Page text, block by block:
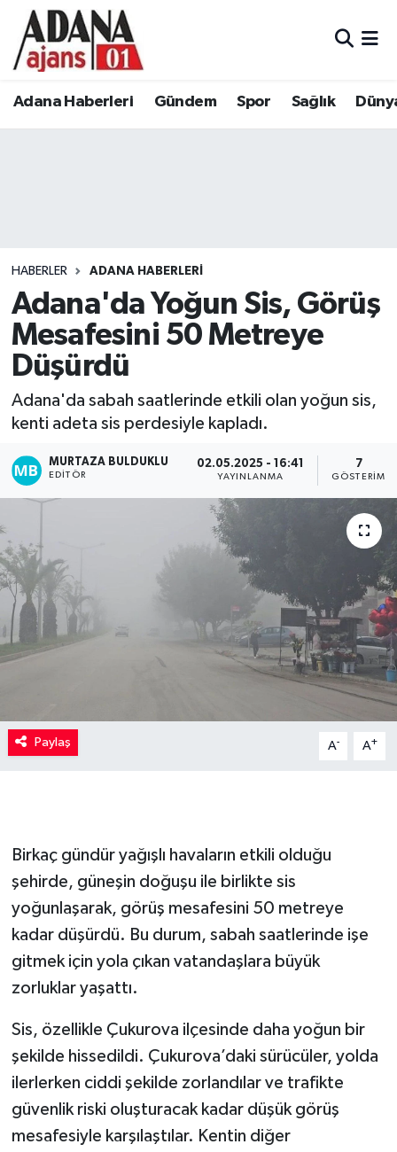
Adana Haberleri Gündem Spor Sağlık
HABERLER ADANA HABERLERI
Adana'da Yoğun Sis, Görüş
Mesafesini 50 Metreye
Düşürdü
Adana'da sabah saatlerinde etkili olan yoğun sis,
kenti adeta sis perdesiyle kapladı.
MURTAZA BULDUKLU
EDITÖR
02.05.2025 - 16:41
YAYINLANMA
7
GÖSTERIM
Paylaş A- A+
Birkaç gündür yağışlı havaların etkili olduğu
şehirde, güneşin doğuşu ile birlikte sis
yoğunlaşarak, görüş mesafesini 50 metreye
kadar düşürdü. Bu durum, sabah saatlerinde işe
gitmek için yola çıkan vatandaşlara büyük
zorluklar yaşattı.
Sis, özellikle Çukurova ilçesinde daha yoğun bir
şekilde hissedildi. Çukurova’daki sürücüler, yolda
ilerlerken ciddi şekilde zorlandılar ve trafikte
güvenlik riski oluşturacak kadar düşük görüş
mesafesiyle karşılaştılar. Kentin diğer
Adana Haberleri
Eğitim
Siyaset
Ekonomi
Kadın
Magazin
Adana Nöbetçi Eczaneler
Tüm Manşetler
Son Dakika Haberleri
Haber Arşivi